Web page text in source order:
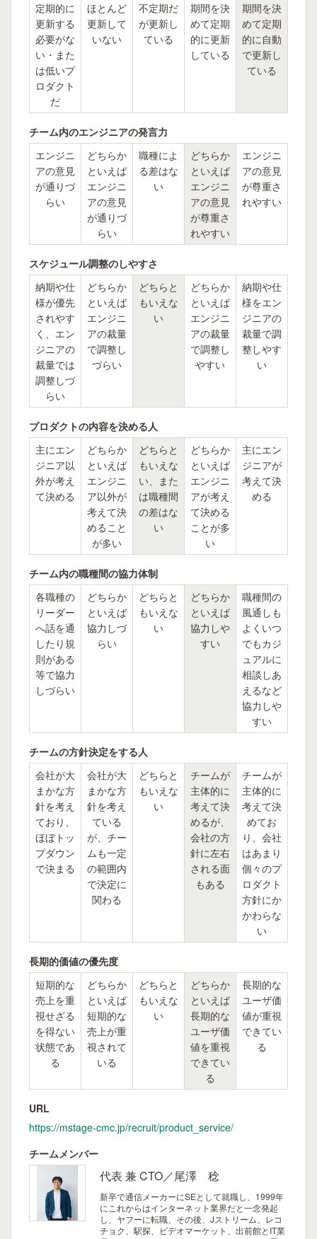
定期的に
更新する
必要がな
い・また
は低いプ
ロダクト
だ
ほとんど
更新して
いない
不定期だ
が更新し
ている
期間を決
めて定期
的に更新
している
期間を決
めて定期
的に自動
で更新し
ている
チーム内のエンジニアの発言力
エンジニ
アの意見
が通りづ
らい
どちらか
といえば
エンジニ
アの意見
が通りづ
らい
職種によ
る差はな
い
どちらか
といえば
エンジニ
アの意見
が尊重さ
れやすい
エンジニ
アの意見
が尊重さ
れやすい
スケジュール調整のしやすさ
納期や仕
様が優先
されやす
く、エン
ジニアの
裁量では
調整しづ
らい
どちらか
といえば
エンジニ
アの裁量
で調整し
づらい
どちらと
もいえな
い
どちらか
といえば
エンジニ
アの裁量
で調整し
やすい
納期や仕
様をエン
ジニアの
裁量で調
整しやす
い
プロダクトの内容を決める人
主にエン
ジニア以
外が考え
て決める
どちらか
といえば
エンジニ
ア以外が
考えて決
めること
が多い
どちらと
もいえな
い、また
は職種間
の差はな
い
どちらか
といえば
エンジニ
アが考え
て決める
ことが多
い
主にエン
ジニアが
考えて決
める
チーム内の職種間の協力体制
各職種の
リーダー
へ話を通
したり規
則がある
等で協力
しづらい
どちらか
といえば
協力しづ
らい
どちらと
もいえな
い
どちらか
といえば
協力しや
すい
職種間の
風通しも
よくいつ
でもカジ
ュアルに
相談しあ
えるなど
協力しや
すい
チームの方針決定をする人
会社が大
まかな方
針を考え
ており、
ほぼトッ
プダウン
で決まる
会社が大
まかな方
針を考え
ている
が、チー
ムも一定
の範囲内
で決定に
関わる
どちらと
もいえな
い
チームが
主体的に
考えて決
めるが、
会社の方
針に左右
される面
もある
チームが
主体的に
考えて決
めてお
り、会社
はあまり
個々のプ
ロダクト
方針にか
かわらな
い
長期的価値の優先度
短期的な
売上を重
視せざる
を得ない
状態であ
る
どちらか
といえば
短期的な
売上が重
視されて
いる
どちらと
もいえな
い
どちらか
といえば
長期的な
ユーザ価
値を重視
できてい
る
長期的な
ユーザ価
値が重視
できてい
る
URL
https://mstage-cmc.jp/recruit/product_service/
チームメンバー
代表 兼 CTO／尾澤 稔
新卒で通信メーカーにSEとして就職し、1999年
にこれからはインターネット業界だと一念発起
し、ヤフーに転職、その後、Jストリーム、レコ
チョク、駅探、ビデオマーケット、出前館とIT業